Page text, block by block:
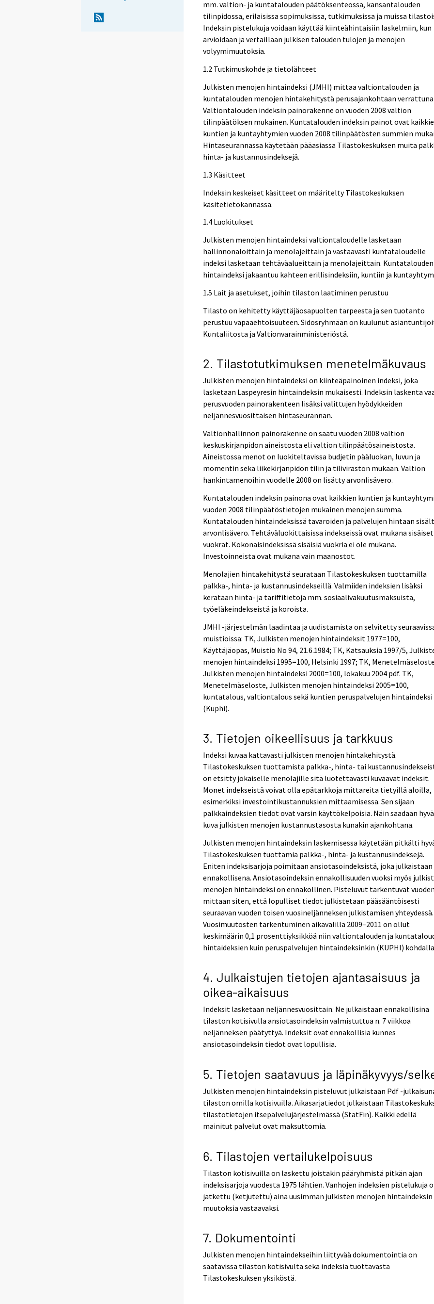
mm. valtion- ja kuntatalouden päätöksenteossa, kansantalouden
tilinpidossa, erilaisissa sopimuksissa, tutkimuksissa ja muissa
Indeksin pistelukuja voidaan käyttää kiinteähintaisiin laskelmiin, kun
arvioidaan ja vertaillaan julkisen talouden tulojen ja menojen
volyymimuutoksia.
1.2 Tutkimuskohde ja tietolähteet
Julkisten menojen hintaindeksi (JMHI) mittaa valtiontalouden ja
kuntatalouden menojen hintakehitystä perusajankohtaan verrattuna.
Valtiontalouden indeksin painorakenne on vuoden 2008 valtion
tilinpäätöksen mukainen. Kuntatalouden indeksin painot ovat
kuntien ja kuntayhtymien vuoden 2008 tilinpäätösten summien
Hintaseurannassa käytetään pääasiassa Tilastokeskuksen muita
hinta- ja kustannusindeksejä.
1.3 Käsitteet
Indeksin keskeiset käsitteet on määritelty Tilastokeskuksen
käsitetietokannassa.
1.4 Luokitukset
Julkisten menojen hintaindeksi valtiontaloudelle lasketaan
hallinnonaloittain ja menolajeittain ja vastaavasti kuntataloudelle
indeksi lasketaan tehtäväalueittain ja menolajeittain. Kuntatalouden
hintaindeksi jakaantuu kahteen erillisindeksiin, kuntiin ja
1.5 Lait ja asetukset, joihin tilaston laatiminen perustuu
Tilasto on kehitetty käyttäjäosapuolten tarpeesta ja sen tuotanto
perustuu vapaaehtoisuuteen. Sidosryhmään on kuulunut
Kuntaliitosta ja Valtionvarainministeriöstä.
2. Tilastotutkimuksen menetelmäkuvaus
Julkisten menojen hintaindeksi on kiinteäpainoinen indeksi, joka
lasketaan Laspeyresin hintaindeksin mukaisesti. Indeksin laskenta
perusvuoden painorakenteen lisäksi valittujen hyödykkeiden
neljännesvuosittaisen hintaseurannan.
Valtionhallinnon painorakenne on saatu vuoden 2008 valtion
keskuskirjanpidon aineistosta eli valtion tilinpäätösaineistosta.
Aineistossa menot on luokiteltavissa budjetin pääluokan, luvun ja
momentin sekä liikekirjanpidon tilin ja tiliviraston mukaan. Valtion
hankintamenoihin vuodelle 2008 on lisätty arvonlisävero.
Kuntatalouden indeksin painona ovat kaikkien kuntien ja
vuoden 2008 tilinpäätöstietojen mukainen menojen summa.
Kuntatalouden hintaindeksissä tavaroiden ja palvelujen hintaan
arvonlisävero. Tehtäväluokittaisissa indekseissä ovat mukana sisäiset
vuokrat. Kokonaisindeksissä sisäisiä vuokria ei ole mukana.
Investoinneista ovat mukana vain maanostot.
Menolajien hintakehitystä seurataan Tilastokeskuksen tuottamilla
palkka-, hinta- ja kustannusindekseillä. Valmiiden indeksien lisäksi
kerätään hinta- ja tariffitietoja mm. sosiaalivakuutusmaksuista,
työeläkeindekseistä ja koroista.
JMHI -järjestelmän laadintaa ja uudistamista on selvitetty
muistioissa: TK, Julkisten menojen hintaindeksit 1977=100,
Käyttäjäopas, Muistio No 94, 21.6.1984; TK, Katsauksia 1997/5,
menojen hintaindeksi 1995=100, Helsinki 1997; TK,
Julkisten menojen hintaindeksi 2000=100, lokakuu 2004 pdf. TK,
Menetelmäseloste, Julkisten menojen hintaindeksi 2005=100,
kuntatalous, valtiontalous sekä kuntien peruspalvelujen hintaindeksi
(Kuphi).
3. Tietojen oikeellisuus ja tarkkuus
Indeksi kuvaa kattavasti julkisten menojen hintakehitystä.
Tilastokeskuksen tuottamista palkka-, hinta- tai
on etsitty jokaiselle menolajille sitä luotettavasti kuvaavat indeksit.
Monet indekseistä voivat olla epätarkkoja mittareita tietyillä aloilla,
esimerkiksi investointikustannuksien mittaamisessa. Sen sijaan
palkkaindeksien tiedot ovat varsin käyttökelpoisia. Näin saadaan hyvä
kuva julkisten menojen kustannustasosta kunakin ajankohtana.
Julkisten menojen hintaindeksin laskemisessa käytetään pitkälti
Tilastokeskuksen tuottamia palkka-, hinta- ja kustannusindeksejä.
Eniten indeksisarjoja poimitaan ansiotasoindeksistä, joka julkaistaan
ennakollisena. Ansiotasoindeksin ennakollisuuden vuoksi myös
menojen hintaindeksi on ennakollinen. Pisteluvut tarkentuvat vuoden
mittaan siten, että lopulliset tiedot julkistetaan pääsääntöisesti
seuraavan vuoden toisen vuosineljänneksen julkistamisen yhteydessä.
Vuosimuutosten tarkentuminen aikavälillä 2009–2011 on ollut
keskimäärin 0,1 prosenttiyksikköä niin valtiontalouden ja
hintaideksien kuin peruspalvelujen hintaindeksinkin (KUPHI)
4. Julkaistujen tietojen ajantasaisuus ja
oikea-aikaisuus
Indeksit lasketaan neljännesvuosittain. Ne julkaistaan ennakollisina
tilaston kotisivulla ansiotasoindeksin valmistuttua n. 7 viikkoa
neljänneksen päätyttyä. Indeksit ovat ennakollisia kunnes
ansiotasoindeksin tiedot ovat lopullisia.
5. Tietojen saatavuus ja läpinäkyvyys/
Julkisten menojen hintaindeksin pisteluvut julkaistaan Pdf -
tilaston omilla kotisivuilla. Aikasarjatiedot julkaistaan
tilastotietojen itsepalvelujärjestelmässä (StatFin). Kaikki edellä
mainitut palvelut ovat maksuttomia.
6. Tilastojen vertailukelpoisuus
Tilaston kotisivuilla on laskettu joistakin pääryhmistä pitkän ajan
indeksisarjoja vuodesta 1975 lähtien. Vanhojen indeksien pistelukuja
jatkettu (ketjutettu) aina uusimman julkisten menojen hintaindeksin
muutoksia vastaavaksi.
7. Dokumentointi
Julkisten menojen hintaindekseihin liittyvää dokumentointia on
saatavissa tilaston kotisivulta sekä indeksiä tuottavasta
Tilastokeskuksen yksiköstä.